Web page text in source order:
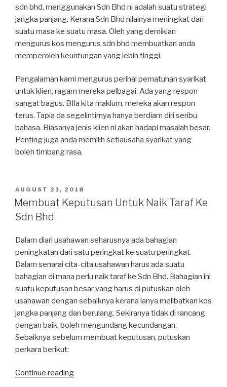
sdn bhd, menggunakan Sdn Bhd ni adalah suatu strategi
jangka panjang. Kerana Sdn Bhd nilainya meningkat dari
suatu masa ke suatu masa. Oleh yang demikian
mengurus kos mengurus sdn bhd membuatkan anda
memperoleh keuntungan yang lebih tinggi.
Pengalaman kami mengurus perihal pematuhan syarikat
untuk klien, ragam mereka pelbagai. Ada yang respon
sangat bagus. BIla kita maklum, mereka akan respon
terus. Tapia da segelintirnya hanya berdiam diri seribu
bahasa. Biasanya jenis klien ni akan hadapi masalah besar.
Penting juga anda memilih setiausaha syarikat yang
boleh timbang rasa.
POSTED
ON
AUGUST 21, 2018
Membuat Keputusan Untuk Naik Taraf Ke
Sdn Bhd
Dalam diari usahawan seharusnya ada bahagian
peningkatan dari satu peringkat ke suatu peringkat.
Dalam senarai cita-cita usahawan harus ada suatu
bahagian di mana perlu naik taraf ke Sdn Bhd. Bahagian ini
suatu keputusan besar yang harus di putuskan oleh
usahawan dengan sebaiknya kerana ianya melibatkan kos
jangka panjang dan berulang. Sekiranya tidak di rancang
dengan baik, boleh mengundang kecundangan.
Sebaiknya sebelum membuat keputusan, putuskan
perkara berikut:
Continue reading